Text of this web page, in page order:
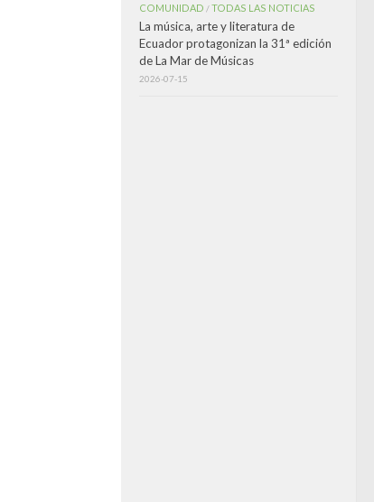
COMUNIDAD /TODAS LAS NOTICIAS
La música, arte y literatura de
Ecuador protagonizan la 31ª edición
de La Mar de Músicas
2026-07-15